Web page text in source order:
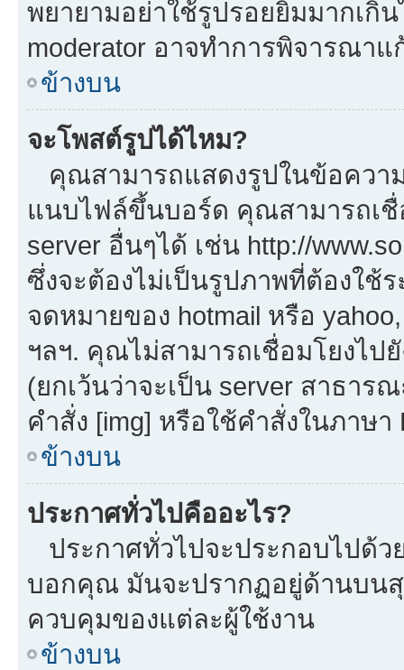
พยายามอย่าใช้รูปรอยยิ้มมากเกิ
moderator อาจทำการพิจารณา
ข้างบน
จะโพสต์รูปได้ไหม?
คุณสามารถแสดงรูปในข้อควา
แนบไฟล์ขึ้นบอร์ด คุณสามารถเชื่
server อื่นๆได้ เช่น http://
ซึ่งจะต้องไม่เป็นรูปภาพที่ต้องใช้
จดหมายของ hotmail หรือ
ฯลฯ. คุณไม่สามารถเชื่อมโยงไป
(ยกเว้นว่าจะเป็น server สาธาร
คำสั่ง [img] หรือใช้คำสั่งในภาษ
ข้างบน
ประกาศทั่วไปคืออะไร?
ประกาศทั่วไปจะประกอบไปด้
บอกคุณ มันจะปรากฏอยู่ด้านบน
ควบคุมของแต่ละผู้ใช้งาน
ข้างบน